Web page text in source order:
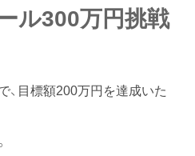
ル300万円挑戦
、目標額200万円を達成いた